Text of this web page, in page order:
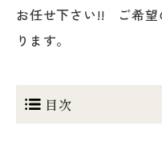
お任せ下さい!! ご希望
ります。
目次